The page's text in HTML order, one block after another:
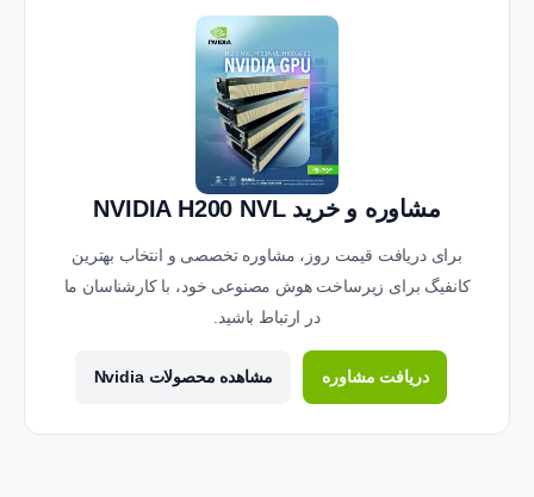
مشاوره و خرید NVIDIA H200 NVL
برای دریافت قیمت روز، مشاوره تخصصی و انتخاب بهترین
کانفیگ برای زیرساخت هوش مصنوعی خود، با کارشناسان ما
در ارتباط باشید.
دریافت مشاوره مشاهده محصولات Nvidia